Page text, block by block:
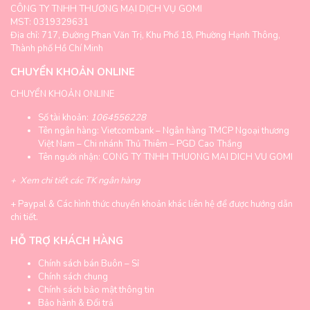
CÔNG TY TNHH THƯƠNG MẠI DỊCH VỤ GOMI
MST: 0319329631
Địa chỉ: 717, Đường Phan Văn Trị, Khu Phố 18, Phường Hạnh Thông,
Thành phố Hồ Chí Minh
CHUYỂN KHOẢN ONLINE
CHUYỂN KHOẢN ONLINE
Số tài khoản: 1064556228
Tên ngân hàng: Vietcombank – Ngân hàng TMCP Ngoại thương
Việt Nam – Chi nhánh Thủ Thiêm – PGD Cao Thắng
Tên người nhận: CONG TY TNHH THUONG MAI DICH VU GOMI
+ Xem chi tiết các TK ngân hàng
+ Paypal & Các hình thức chuyển khoản khác liên hệ để được hướng dẫn
chi tiết.
HỖ TRỢ KHÁCH HÀNG
Chính sách bán Buôn – Sỉ
Chính sách chung
Chính sách bảo mật thông tin
Bảo hành & Đổi trả